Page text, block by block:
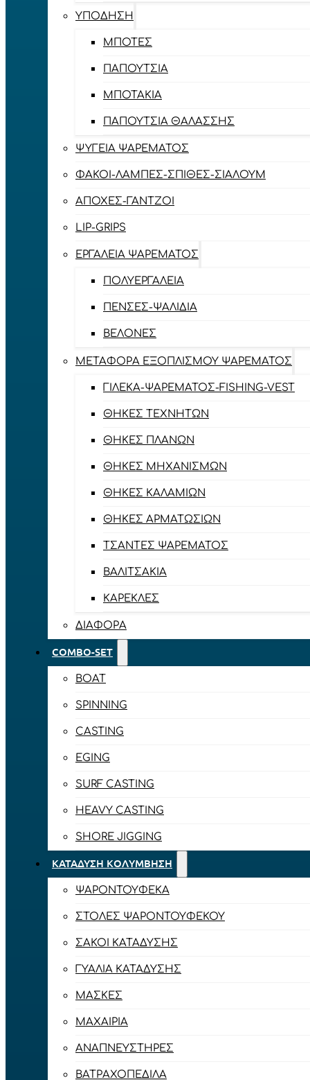
ΥΠΌΔΗΣΗ
ΜΠΌΤΕΣ
ΠΑΠΟΎΤΣΙΑ
ΜΠΟΤΆΚΙΑ
ΠΑΠΟΎΤΣΙΑ ΘΑΛΆΣΣΗΣ
ΨΥΓΕΊΑ ΨΑΡΈΜΑΤΟΣ
ΦΑΚΟΊ-ΛΆΜΠΕΣ-ΣΠΊΘΕΣ-ΣΊΑΛΟΥΜ
ΑΠΌΧΕΣ-ΓΆΝΤΖΟΙ
LIP-GRIPS
EΡΓΑΛΕΊΑ ΨΑΡΈΜΑΤΟΣ
ΠΟΛΥΕΡΓΑΛΕΊΑ
ΠΈΝΣΕΣ-ΨΑΛΊΔΙΑ
ΒΕΛΌΝΕΣ
ΜΕΤΑΦΟΡΆ ΕΞΟΠΛΙΣΜΟΎ ΨΑΡΈΜΑΤΟΣ
ΓΙΛΈΚΑ-ΨΑΡΈΜΑΤΟΣ-FISHING-VEST
ΘΉΚΕΣ ΤΕΧΝΗΤΏΝ
ΘΉΚΕΣ ΠΛΆΝΩΝ
ΘΉΚΕΣ ΜΗΧΑΝΙΣΜΏΝ
ΘΉΚΕΣ ΚΑΛΑΜΙΏΝ
ΘΉΚΕΣ ΑΡΜΑΤΩΣΙΏΝ
ΤΣΆΝΤΕΣ ΨΑΡΈΜΑΤΟΣ
ΒΑΛΙΤΣΆΚΙΑ
ΚΑΡΈΚΛΕΣ
ΔΙΆΦΟΡΑ
COMBO-SET
BOAT
SPINNING
CASTING
EGING
SURF CASTING
HEAVY CASTING
SHORE JIGGING
ΚΑΤΆΔΥΣΗ ΚΟΛΎΜΒΗΣΗ
ΨΑΡΟΝΤΟΎΦΕΚΑ
ΣΤΟΛΈΣ ΨΑΡΟΝΤΟΎΦΕΚΟΥ
ΣΆΚΟΙ ΚΑΤΆΔΥΣΗΣ
ΓΥΑΛΙΆ ΚΑΤΆΔΥΣΗΣ
ΜΆΣΚΕΣ
ΜΑΧΑΊΡΙΑ
ΑΝΑΠΝΕΥΣΤΉΡΕΣ
ΒΑΤΡΑΧΟΠΈΔΙΛΑ